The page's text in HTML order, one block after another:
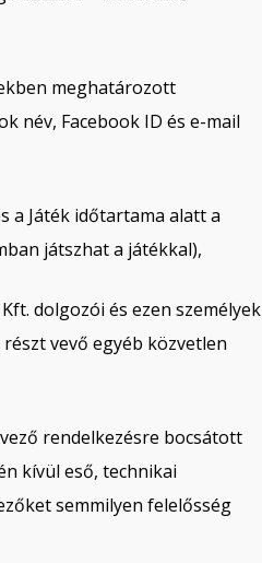
meghatározott
név, Facebook ID és e-mail
a Játék időtartama alatt a
játszhat a játékkal),
dolgozói és ezen személyek
vevő egyéb közvetlen
rendelkezésre bocsátott
kívül eső, technikai
semmilyen felelősség